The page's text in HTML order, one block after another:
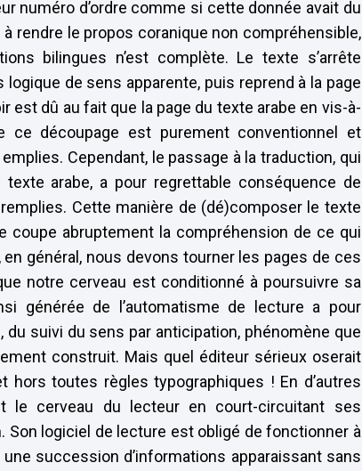
numéro d’ordre comme si cette donnée avait du
rendre le propos coranique non compréhensible,
bilingues n’est complète. Le texte s’arrête
de sens apparente, puis reprend à la page
est dû au fait que la page du texte arabe en vis-à-
découpage est purement conventionnel et
Cependant, le passage à la traduction, qui
arabe, a pour regrettable conséquence de
Cette manière de (dé)composer le texte
abruptement la compréhension de ce qui
général, nous devons tourner les pages de ces
notre cerveau est conditionné à poursuivre sa
générée de l’automatisme de lecture a pour
suivi du sens par anticipation, phénomène que
construit. Mais quel éditeur sérieux oserait
toutes règles typographiques ! En d’autres
le cerveau du lecteur en court-circuitant ses
logiciel de lecture est obligé de fonctionner à
succession d’informations apparaissant sans